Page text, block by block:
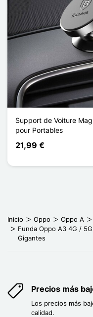
Support de Voiture
pour Portables
21,99 €
Inicio Oppo Oppo A
Funda Oppo A3 4G /
Gigantes
Precios más
Los precios más
calidad.